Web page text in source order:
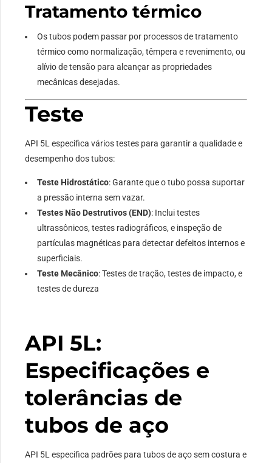
Tratamento térmico
Os tubos podem passar por processos de tratamento
térmico como normalização, têmpera e revenimento, ou
alívio de tensão para alcançar as propriedades
mecânicas desejadas.
Teste
API 5L especifica vários testes para garantir a qualidade e
desempenho dos tubos:
Teste Hidrostático: Garante que o tubo possa suportar
a pressão interna sem vazar.
Testes Não Destrutivos (END): Inclui testes
ultrassônicos, testes radiográficos, e inspeção de
partículas magnéticas para detectar defeitos internos e
superficiais.
Teste Mecânico: Testes de tração, testes de impacto, e
testes de dureza
API 5L:
Especificações e
tolerâncias de
tubos de aço
API 5L especifica padrões para tubos de aço sem costura e